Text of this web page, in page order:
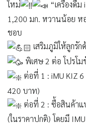
ใหม่
“เครื่องดื่
1,200 มก. หวานน้อย ห
ชอบ
เสริมภูมิให้ลูกรัก
พิเศษ 2 ต่อ โปรโ
ต่อที่ 1 : iMU KIZ
420 บาท)
ต่อที่ 2 : ซื้อสินค้าแ
(ในราคาปกติ) โดยมี